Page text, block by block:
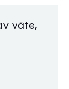
väte,